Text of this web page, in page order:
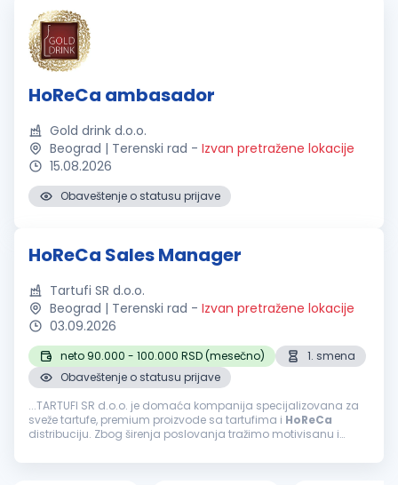
HoReCa ambasador
Gold drink d.o.o.
Beograd | Terenski rad - Izvan pretražene lokacije
15.08.2026
Obaveštenje o statusu prijave
HoReCa Sales Manager
Tartufi SR d.o.o.
Beograd | Terenski rad - Izvan pretražene lokacije
03.09.2026
neto 90.000 - 100.000 RSD (mesečno)
1. smena
Obaveštenje o statusu prijave
...TARTUFI SR d.o.o. je domaća kompanija specijalizovana za
sveže tartufe, premium proizvode sa tartufima i HoReCa
distribuciju. Zbog širenja poslovanja tražimo motivisanu i
teritoriji Beograda...